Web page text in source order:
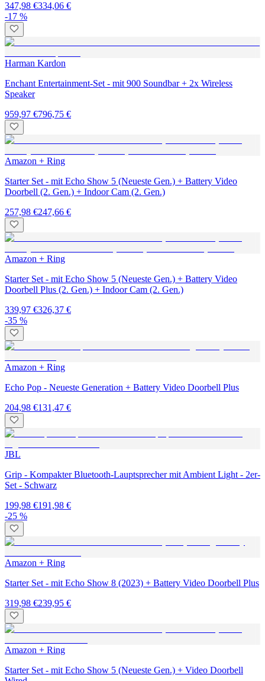
347,98 €334,06 €
-17 %
Harman Kardon
Enchant Entertainment-Set - mit 900 Soundbar + 2x Wireless
Speaker
959,97 €796,75 €
Amazon + Ring
Starter Set - mit Echo Show 5 (Neueste Gen.) + Battery Video
Doorbell (2. Gen.) + Indoor Cam (2. Gen.)
257,98 €247,66 €
Amazon + Ring
Starter Set - mit Echo Show 5 (Neueste Gen.) + Battery Video
Doorbell Plus (2. Gen.) + Indoor Cam (2. Gen.)
339,97 €326,37 €
-35 %
Amazon + Ring
Echo Pop - Neueste Generation + Battery Video Doorbell Plus
204,98 €131,47 €
JBL
Grip - Kompakter Bluetooth-Lauptsprecher mit Ambient Light - 2er-
Set - Schwarz
199,98 €191,98 €
-25 %
Amazon + Ring
Starter Set - mit Echo Show 8 (2023) + Battery Video Doorbell Plus
319,98 €239,95 €
Amazon + Ring
Starter Set - mit Echo Show 5 (Neueste Gen.) + Video Doorbell